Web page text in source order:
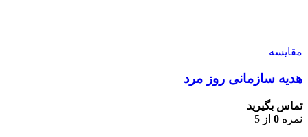
مقایسه
هدیه سازمانی روز مرد
تماس بگیرید
نمره 0 از 5